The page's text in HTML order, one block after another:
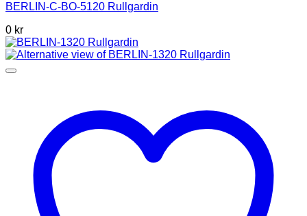
BERLIN-C-BO-5120 Rullgardin
0 kr